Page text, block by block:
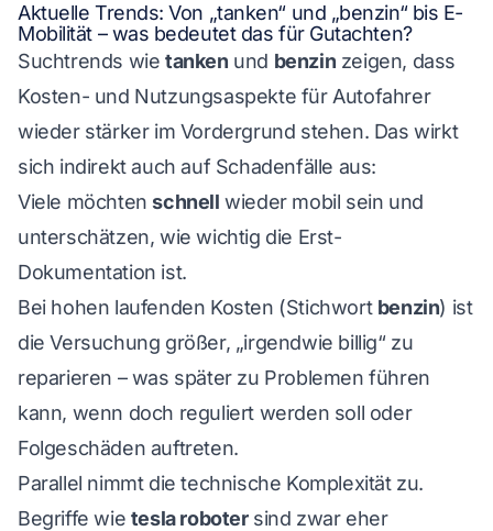
Aktuelle Trends: Von „tanken“ und „benzin“ bis E-
Mobilität – was bedeutet das für Gutachten?
Suchtrends wie tanken und benzin zeigen, dass
Kosten- und Nutzungsaspekte für Autofahrer
wieder stärker im Vordergrund stehen. Das wirkt
sich indirekt auch auf Schadenfälle aus:
Viele möchtenschnell wieder mobil sein und
unterschätzen, wie wichtig die Erst-
Dokumentation ist.
Bei hohen laufenden Kosten (Stichwort benzin) ist
die Versuchung größer, „irgendwie billig“ zu
reparieren – was später zu Problemen führen
kann, wenn doch reguliert werden soll oder
Folgeschäden auftreten.
Parallel nimmt die technische Komplexität zu.
Begriffe wie tesla robotersind zwar eher